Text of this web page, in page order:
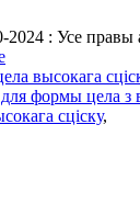
2024 : Усе правы
высокага
формы цела з
сціску,